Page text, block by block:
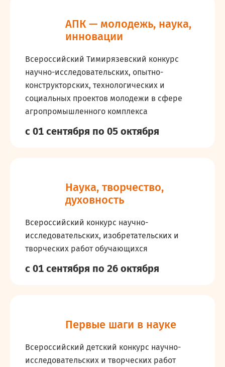
АПК — молодежь, наука,
инновации
Всероссийский Тимирязевский конкурс
научно-исследовательских, опытно-
конструкторских, технологических и
социальных проектов молодежи в сфере
агропромышленного комплекса
с 01 сентября по 05 октября
Наука, творчество,
духовность
Всероссийский конкурс научно-
исследовательских, изобретательских и
творческих работ обучающихся
с 01 сентября по 26 октября
Первые шаги в науке
Всероссийский детский конкурс научно-
исследовательских и творческих работ